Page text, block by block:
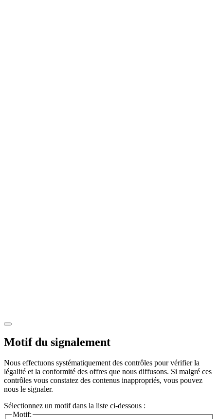
Motif du signalement
Nous effectuons systématiquement des contrôles pour vérifier la
légalité et la conformité des offres que nous diffusons. Si malgré ces
contrôles vous constatez des contenus inappropriés, vous pouvez
nous le signaler.
Sélectionnez un motif dans la liste ci-dessous :
Motif: